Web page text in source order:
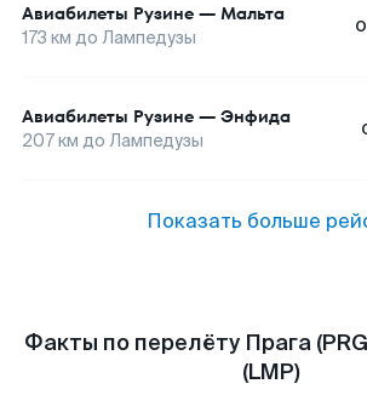
Авиабилеты Рузине — Мальта
173 км до Лампедузы
Авиабилеты Рузине — Энфида
207км до Лампедузы
Показать больше
Факты по перелёту Прага
(LMP)